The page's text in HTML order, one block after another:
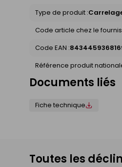
Type de produit :
Code article chez le
Code EAN :
Référence produit
Documents liés
Fiche technique
Toutes les